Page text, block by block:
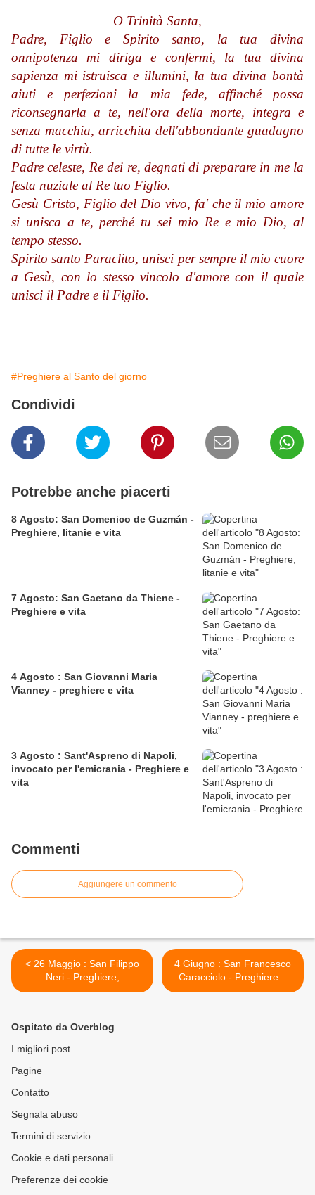
O Trinità Santa,
Padre, Figlio e Spirito santo, la tua divina
onnipotenza mi diriga e confermi, la tua divina
sapienza mi istruisca e illumini, la tua divina bontà
aiuti e perfezioni la mia fede, affinché possa
riconsegnarla a te, nell'ora della morte, integra e
senza macchia, arricchita dell'abbondante guadagno
di tutte le virtù.
Padre celeste, Re dei re, degnati di preparare in me la
festa nuziale al Re tuo Figlio.
Gesù Cristo, Figlio del Dio vivo, fa' che il mio amore
si unisca a te, perché tu sei mio Re e mio Dio, al
tempo stesso.
Spirito santo Paraclito, unisci per sempre il mio cuore
a Gesù, con lo stesso vincolo d'amorecon il quale
unisci il Padre e il Figlio.
#Preghiere al Santo del giorno
Condividi
Potrebbe anche piacerti
8 Agosto: San Domenico de Guzmán -
Preghiere, litanie e vita
7 Agosto: San Gaetano da Thiene -
Preghiere e vita
4 Agosto : San Giovanni Maria
Vianney - preghiere e vita
3 Agosto : Sant'Aspreno di Napoli,
invocato per l'emicrania - Preghiere e
vita
Commenti
Aggiungere un commento
< 26 Maggio : San Filippo
Neri - Preghiere,
giaculatorie, massime e vita
4 Giugno : San Francesco
Caracciolo - Preghiere e
vita >
Ospitato da Overblog
I migliori post
Pagine
Contatto
Segnala abuso
Termini di servizio
Cookie e dati personali
Preferenze dei cookie